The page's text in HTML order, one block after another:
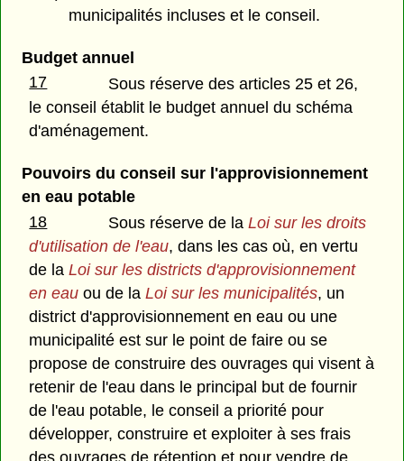
municipalités incluses et le conseil.
Budget annuel
17
Sous réserve des articles 25 et 26,
le conseil établit le budget annuel du schéma
d'aménagement.
Pouvoirs du conseil sur l'approvisionnement
en eau potable
18
Sous réserve de laLoi sur les droits
d'utilisation de l'eau, dans les cas où, en vertu
de laLoi sur les districts d'approvisionnement
en eau ou de laLoi sur les municipalités, un
district d'approvisionnement en eau ou une
municipalité est sur le point de faire ou se
propose de construire des ouvrages qui visent à
retenir de l'eau dans le principal but de fournir
de l'eau potable, le conseil a priorité pour
développer, construire et exploiter à ses frais